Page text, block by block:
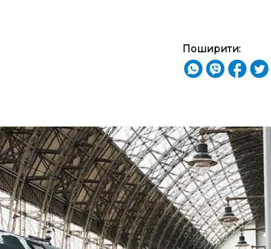
Поширити: